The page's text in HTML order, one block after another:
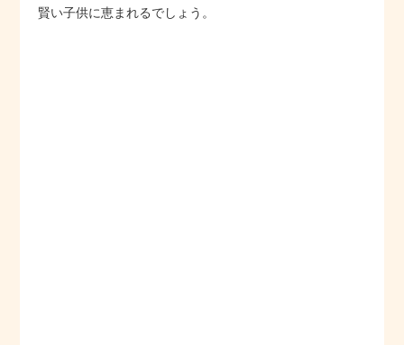
賢い子供に恵まれるでしょう。